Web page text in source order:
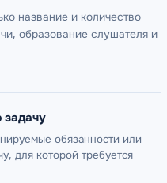
название и количество
образование слушателя и
обязанности или
для которой требуется